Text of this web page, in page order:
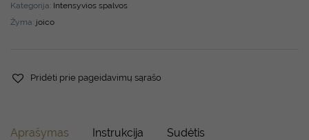
Kategorija: Intensyvios spalvos
Žyma: joico
Pridėti prie pageidavimų sąrašo
Aprašymas Instrukcija
Sudėtis